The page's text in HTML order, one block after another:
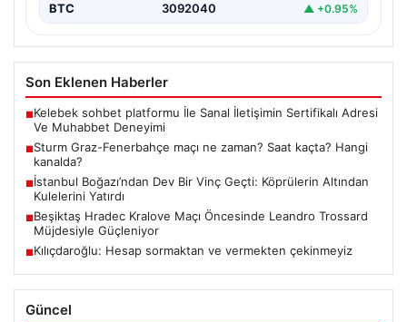
BTC 3092040 ▲ +0.95%
Son Eklenen Haberler
■Kelebek sohbet platformu İle Sanal İletişimin Sertifikalı Adresi
Ve Muhabbet Deneyimi
■Sturm Graz-Fenerbahçe maçı ne zaman? Saat kaçta? Hangi
kanalda?
■İstanbul Boğazı’ndan Dev Bir Vinç Geçti: Köprülerin Altından
Kulelerini Yatırdı
■Beşiktaş Hradec Kralove Maçı Öncesinde Leandro Trossard
Müjdesiyle Güçleniyor
■Kılıçdaroğlu: Hesap sormaktan ve vermekten çekinmeyiz
Güncel